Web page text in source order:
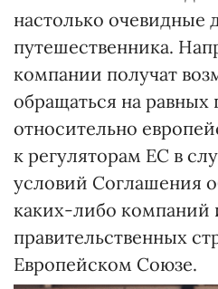
настолько очевидные
путешественника.
компании получат
обращаться на равных
относительно
к регуляторам ЕС в
условий Соглашения
каких-либо компаний
правительственных
Европейском Союзе.